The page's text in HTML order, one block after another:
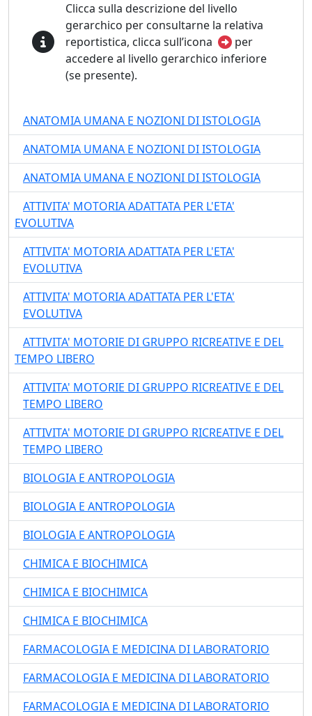
Clicca sulla descrizione del livello
gerarchico per consultarne la relativa
reportistica, clicca sull’icona
per
accedere al livello gerarchico inferiore
(se presente).
ANATOMIA UMANA E NOZIONI DI ISTOLOGIA
ANATOMIA UMANA E NOZIONI DI ISTOLOGIA
ANATOMIA UMANA E NOZIONI DI ISTOLOGIA
ATTIVITA' MOTORIA ADATTATA PER L'ETA'
EVOLUTIVA
ATTIVITA' MOTORIA ADATTATA PER L'ETA'
EVOLUTIVA
ATTIVITA' MOTORIA ADATTATA PER L'ETA'
EVOLUTIVA
ATTIVITA' MOTORIE DI GRUPPO RICREATIVE E DEL
TEMPO LIBERO
ATTIVITA' MOTORIE DI GRUPPO RICREATIVE E DEL
TEMPO LIBERO
ATTIVITA' MOTORIE DI GRUPPO RICREATIVE E DEL
TEMPO LIBERO
BIOLOGIA E ANTROPOLOGIA
BIOLOGIA E ANTROPOLOGIA
BIOLOGIA E ANTROPOLOGIA
CHIMICA E BIOCHIMICA
CHIMICA E BIOCHIMICA
CHIMICA E BIOCHIMICA
FARMACOLOGIA E MEDICINA DI LABORATORIO
FARMACOLOGIA E MEDICINA DI LABORATORIO
FARMACOLOGIA E MEDICINA DI LABORATORIO